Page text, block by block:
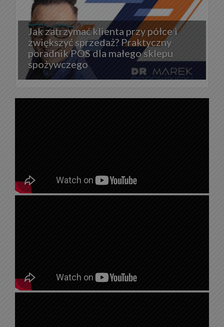
Jak zatrzymać klienta przy półce i
zwiększyć sprzedaż? Praktyczny
poradnik POS dla małego sklepu
spożywczego